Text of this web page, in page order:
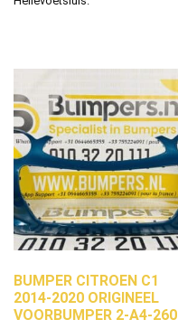
BUMPER CITROEN C1
2014-2020 ORIGINEEL
VOORBUMPER 2-A4-260